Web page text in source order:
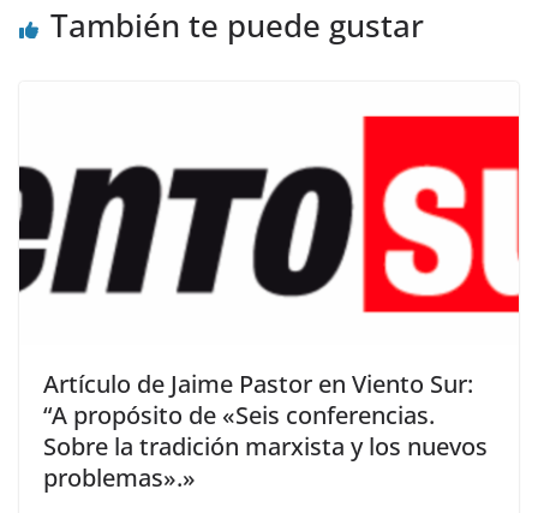
También te puede gustar
Artículo de Jaime Pastor en Viento Sur:
“A propósito de «Seis conferencias.
Sobre la tradición marxista y los nuevos
problemas».»